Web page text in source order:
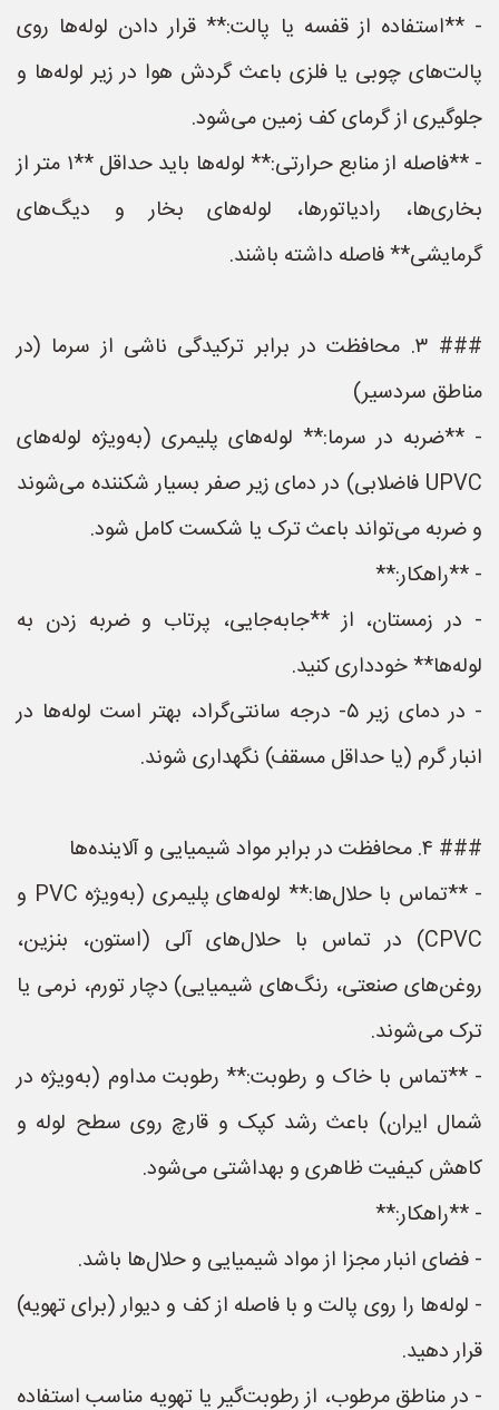
- **استفاده از قفسه یا پالت:** قرار دادن لوله‌ها روی
پالت‌های چوبی یا فلزی باعث گردش هوا در زیر لوله‌ها و
جلوگیری از گرمای کف زمین می‌شود.
- **فاصله از منابع حرارتی:** لوله‌ها باید حداقل **۱ متر از
بخاری‌ها، رادیاتورها، لوله‌های بخار و دیگ‌های
گرمایشی** فاصله داشته باشند.
### ۳. محافظت در برابر ترکیدگی ناشی از سرما (در
مناطق سردسیر)
- **ضربه در سرما:** لوله‌های پلیمری (به‌ویژه لوله‌های
UPVC فاضلابی) در دمای زیر صفر بسیار شکننده می‌شوند
و ضربه می‌تواند باعث ترک یا شکست کامل شود.
- **راهکار:**
- در زمستان، از **جابه‌جایی، پرتاب و ضربه زدن به
لوله‌ها** خودداری کنید.
- در دمای زیر ۵- درجه سانتی‌گراد، بهتر است لوله‌ها در
انبار گرم (یا حداقل مسقف) نگهداری شوند.
### ۴. محافظت در برابر مواد شیمیایی و آلاینده‌ها
- **تماس با حلال‌ها:** لوله‌های پلیمری (به‌ویژه PVC و
CPVC) در تماس با حلال‌های آلی (استون، بنزین،
روغن‌های صنعتی، رنگ‌های شیمیایی) دچار تورم، نرمی یا
ترک می‌شوند.
- **تماس با خاک و رطوبت:** رطوبت مداوم (به‌ویژه در
شمال ایران) باعث رشد کپک و قارچ روی سطح لوله و
کاهش کیفیت ظاهری و بهداشتی می‌شود.
- **راهکار:**
- فضای انبار مجزا از مواد شیمیایی و حلال‌ها باشد.
- لوله‌ها را روی پالت و با فاصله از کف و دیوار (برای تهویه)
قرار دهید.
- در مناطق مرطوب، از رطوبت‌گیر یا تهویه مناسب استفاده